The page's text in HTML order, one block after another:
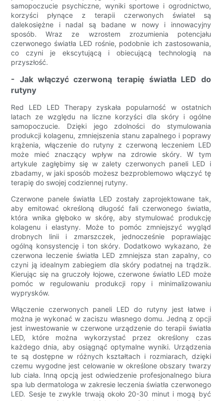
samopoczucie psychiczne, wyniki sportowe i ogrodnictwo,
korzyści płynące z terapii czerwonych świateł są
dalekosiężne i nadal są badane w nowy i innowacyjny
sposób. Wraz ze wzrostem zrozumienia potencjału
czerwonego światła LED rośnie, podobnie ich zastosowania,
co czyni je ekscytującą i obiecującą technologią na
przyszłość.
- Jak włączyć czerwoną terapię światła LED do
rutyny
Red LED LED Therapy zyskała popularność w ostatnich
latach ze względu na liczne korzyści dla skóry i ogólne
samopoczucie. Dzięki jego zdolności do stymulowania
produkcji kolagenu, zmniejszenia stanu zapalnego i poprawy
krążenia, włączenie do rutyny z czerwoną leczeniem LED
może mieć znaczący wpływ na zdrowie skóry. W tym
artykule zagłębimy się w zalety czerwonych paneli LED i
zbadamy, w jaki sposób możesz bezproblemowo włączyć tę
terapię do swojej codziennej rutyny.
Czerwone panele światła LED zostały zaprojektowane tak,
aby emitować określoną długość fali czerwonego światła,
która wnika głęboko w skórę, aby stymulować produkcję
kolagenu i elastyny. Może to pomóc zmniejszyć wygląd
drobnych linii i zmarszczek, jednocześnie poprawiając
ogólną konsystencję i ton skóry. Dodatkowo wykazano, że
czerwona leczenie światła LED zmniejsza stan zapalny, co
czyni ją idealnym zabiegiem dla skóry podatnej na trądzik.
Kierując się na gruczoły łojowe, czerwone światło LED może
pomóc w regulowaniu produkcji ropy i minimalizowaniu
wyprysków.
Włączenie czerwonych paneli LED do rutyny jest łatwe i
można je wykonać w zaciszu własnego domu. Jedną z opcji
jest inwestowanie w czerwone urządzenie do terapii światła
LED, które można wykorzystać przez określony czas
każdego dnia, aby osiągnąć optymalne wyniki. Urządzenia
te są dostępne w różnych kształtach i rozmiarach, dzięki
czemu wygodne jest celowanie w określone obszary twarzy
lub ciała. Inną opcją jest odwiedzenie profesjonalnego biura
spa lub dermatologa w zakresie leczenia światła czerwonego
LED. Sesje te zwykle trwają około 20-30 minut i mogą być